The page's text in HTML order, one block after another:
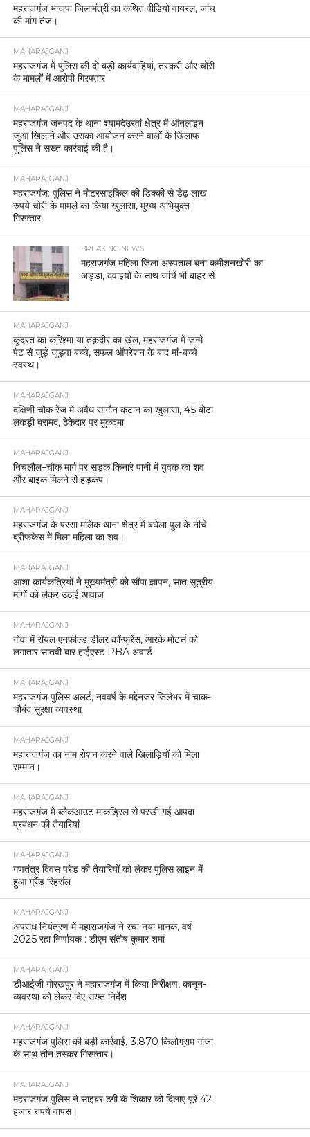
महराजगंज भाजपा जिलामंत्री का कथित वीडियो वायरल, जांच
की मांग तेज।
MAHARAJGANJ
महराजगंज में पुलिस की दो बड़ी कार्यवाहियां, तस्करी और चोरी
के मामलों में आरोपी गिरफ्तार
MAHARAJGANJ
महराजगंज जनपद के थाना श्यामदेउरवां क्षेत्र में ऑनलाइन
जुआ खिलाने और उसका आयोजन करने वालों के खिलाफ
पुलिस ने सख्त कार्रवाई की है।
MAHARAJGANJ
महराजगंज: पुलिस ने मोटरसाइकिल की डिक्की से डेढ़ लाख
रुपये चोरी के मामले का किया खुलासा, मुख्य अभियुक्त
गिरफ्तार
BREAKING NEWS
महराजगंज महिला जिला अस्पताल बना कमीशनखोरी का
अड्डा, दवाइयों के साथ जांचें भी बाहर से
MAHARAJGANJ
कुदरत का करिश्मा या तक़दीर का खेल, महराजगंज में जन्मे
पेट से जुड़े जुड़वा बच्चे, सफल ऑपरेशन के बाद मां-बच्चे
स्वस्थ।
MAHARAJGANJ
दक्षिणी चौक रेंज में अवैध सागौन कटान का खुलासा, 45 बोटा
लकड़ी बरामद, ठेकेदार पर मुकदमा
MAHARAJGANJ
निचलौल–चौक मार्ग पर सड़क किनारे पानी में युवक का शव
और बाइक मिलने से हड़कंप।
MAHARAJGANJ
महराजगंज के परसा मलिक थाना क्षेत्र में बघेला पुल के नीचे
ब्रीफकेस में मिला महिला का शव।
MAHARAJGANJ
आशा कार्यकत्रियों ने मुख्यमंत्री को सौंपा ज्ञापन, सात सूत्रीय
मांगों को लेकर उठाई आवाज
MAHARAJGANJ
गोवा में रॉयल एनफील्ड डीलर कॉन्फ्रेंस, आरके मोटर्स को
लगातार सातवीं बार हाईएस्ट PBA अवार्ड
MAHARAJGANJ
महराजगंज पुलिस अलर्ट, नववर्ष के मद्देनजर जिलेभर में चाक-
चौबंद सुरक्षा व्यवस्था
MAHARAJGANJ
महाराजगंज का नाम रोशन करने वाले खिलाड़ियों को मिला
सम्मान।
MAHARAJGANJ
महराजगंज में ब्लैकआउट माकड्रिल से परखी गई आपदा
प्रबंधन की तैयारियां
MAHARAJGANJ
गणतंत्र दिवस परेड की तैयारियों को लेकर पुलिस लाइन में
हुआ ग्रैंड रिहर्सल
MAHARAJGANJ
अपराध नियंत्रण में महाराजगंज ने रचा नया मानक, वर्ष
2025 रहा निर्णायक : डीएम संतोष कुमार शर्मा
MAHARAJGANJ
डीआईजी गोरखपुर ने महाराजगंज में किया निरीक्षण, कानून-
व्यवस्था को लेकर दिए सख्त निर्देश
MAHARAJGANJ
महराजगंज पुलिस की बड़ी कार्रवाई, 3.870 किलोग्राम गांजा
के साथ तीन तस्कर गिरफ्तार।
MAHARAJGANJ
महराजगंज पुलिस ने साइबर ठगी के शिकार को दिलाए पूरे 42
हजार रुपये वापस।